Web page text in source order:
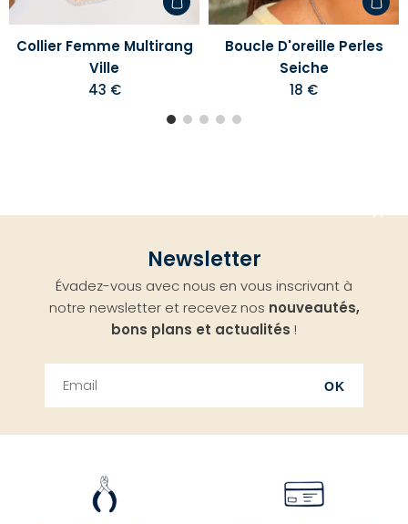
Collier Femme Multirang
Ville
43 €
Boucle D'oreille Perles
Seiche
18 €
Newsletter
Évadez-vous avec nous en vous inscrivant à
notre newsletter et recevez nos nouveautés,
bons plans et actualités !
OK